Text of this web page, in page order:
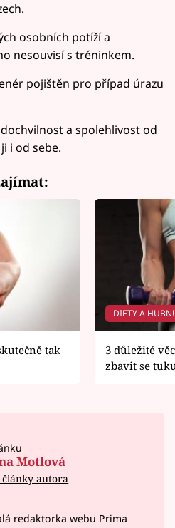
osobních potíží a
nesouvisí s tréninkem.
pojištěn pro případ úrazu
a spolehlivost od
i od sebe.
tak
DIETY A
3 důležité
zbavit se
Motlová
články autora
redaktorka webu Prima